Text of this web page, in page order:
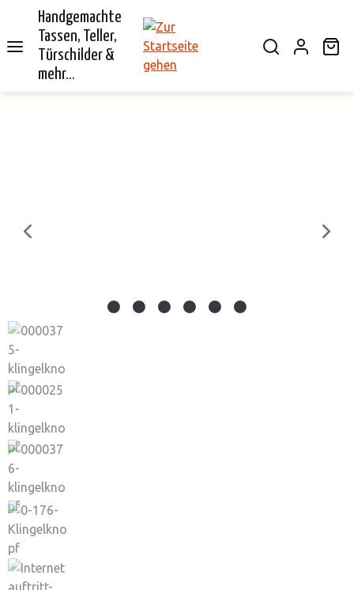
springen
Handgemachte
Tassen, Teller,
Türschilder &
mehr...